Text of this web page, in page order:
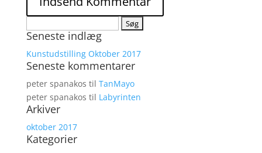
efter:
Seneste indlæg
Kunstudstilling Oktober 2017
Seneste kommentarer
peter spanakos til TanMayo
peter spanakos til Labyrinten
Arkiver
oktober 2017
Kategorier